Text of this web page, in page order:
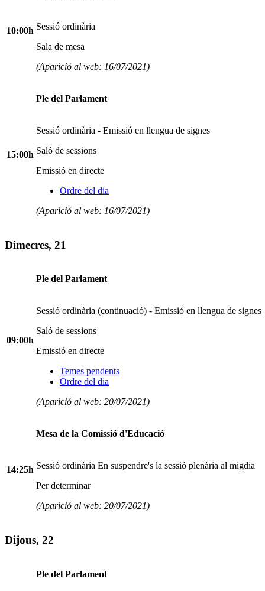
10:00h Sessió ordinària
Sala de mesa
(Aparició al web: 16/07/2021)
15:00h
Ple del Parlament
Sessió ordinària - Emissió en llengua de signes
Saló de sessions
Emissió en directe
Ordre del dia
(Aparició al web: 16/07/2021)
Dimecres, 21
09:00h
Ple del Parlament
Sessió ordinària (continuació) - Emissió en llengua de signes
Saló de sessions
Emissió en directe
Temes pendents
Ordre del dia
(Aparició al web: 20/07/2021)
14:25h
Mesa de la Comissió d'Educació
Sessió ordinària En suspendre's la sessió plenària al migdia
Per determinar
(Aparició al web: 20/07/2021)
Dijous, 22
Ple del Parlament